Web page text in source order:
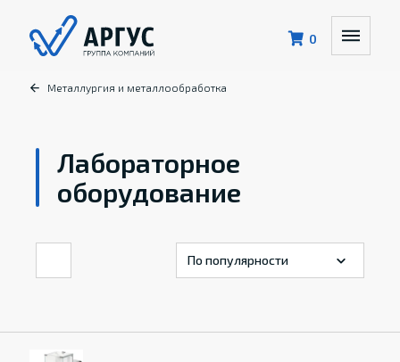
0
Металлургия и металлообработка
Лабораторное
оборудование